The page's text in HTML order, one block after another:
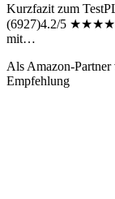
Kurzfazit zum
(6927)4.2/5
mit…
Als Amazon-
Empfehlung